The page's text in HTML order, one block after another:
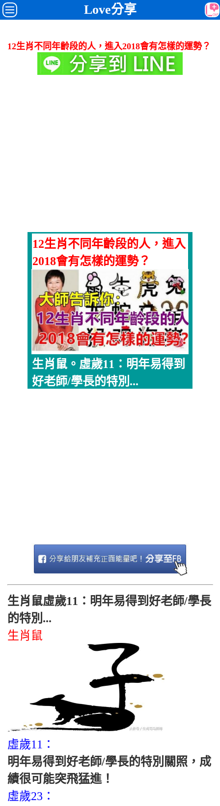
Love分享
12生肖不同年齡段的人，進入2018會有怎樣的運勢？
12生肖不同年齡段的人，進入
2018會有怎樣的運勢？
生肖鼠。虛歲11：明年易得到
好老師/學長的特別...
生肖鼠虛歲11：明年易得到好老師/學長
的特別...
生肖鼠
虛歲11：
明年易得到好老師/學長的特別關照，成
績很可能突飛猛進！
虛歲23：